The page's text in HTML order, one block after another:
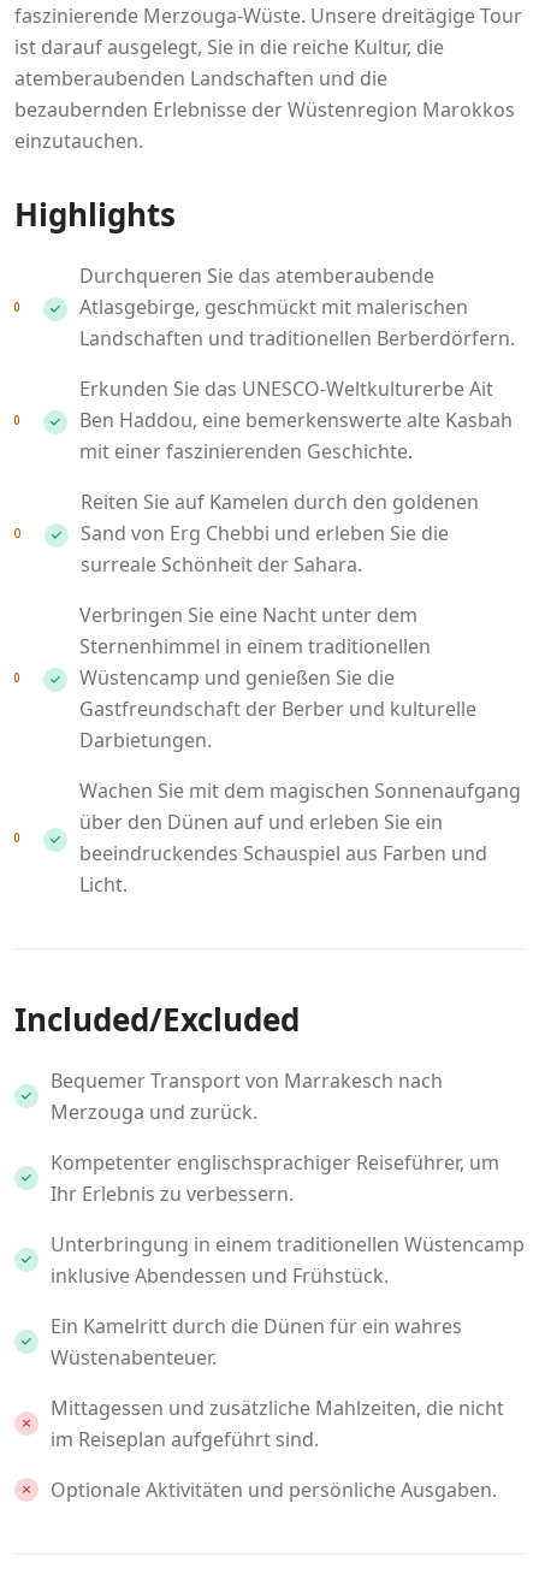
faszinierende Merzouga-Wüste. Unsere dreitägige Tour
ist darauf ausgelegt, Sie in die reiche Kultur, die
atemberaubenden Landschaften und die
bezaubernden Erlebnisse der Wüstenregion Marokkos
einzutauchen.
Highlights
Durchqueren Sie das atemberaubende
Atlasgebirge, geschmückt mit malerischen
Landschaften und traditionellen Berberdörfern.
Erkunden Sie das UNESCO-Weltkulturerbe Ait
Ben Haddou, eine bemerkenswerte alte Kasbah
mit einer faszinierenden Geschichte.
Reiten Sie auf Kamelen durch den goldenen
Sand von Erg Chebbi und erleben Sie die
surreale Schönheit der Sahara.
Verbringen Sie eine Nacht unter dem
Sternenhimmel in einem traditionellen
Wüstencamp und genießen Sie die
Gastfreundschaft der Berber und kulturelle
Darbietungen.
Wachen Sie mit dem magischen Sonnenaufgang
über den Dünen auf und erleben Sie ein
beeindruckendes Schauspiel aus Farben und
Licht.
Included/Excluded
Bequemer Transport von Marrakesch nach
Merzouga und zurück.
Kompetenter englischsprachiger Reiseführer, um
Ihr Erlebnis zu verbessern.
Unterbringung in einem traditionellen Wüstencamp
inklusive Abendessen und Frühstück.
Ein Kamelritt durch die Dünen für ein wahres
Wüstenabenteuer.
Mittagessen und zusätzliche Mahlzeiten, die nicht
im Reiseplan aufgeführt sind.
Optionale Aktivitäten und persönliche Ausgaben.